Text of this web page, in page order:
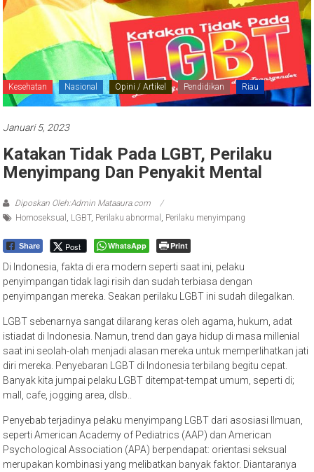
Kesehatan Nasional Opini / Artikel Pendidikan Riau
Januari 5, 2023
Katakan Tidak Pada LGBT, Perilaku
Menyimpang Dan Penyakit Mental
Diposkan Oleh:Admin Mataaura.com
Homoseksual
LGBT, Perilaku abnormal Perilaku menyimpang
Share Post WhatsApp Print
Di Indonesia, fakta di era modern seperti saat ini, pelaku
penyimpangan tidak lagi risih dan sudah terbiasa dengan
penyimpangan mereka. Seakan perilaku LGBT ini sudah dilegalkan.
LGBT sebenarnya sangat dilarang keras oleh agama, hukum, adat
istiadat di Indonesia. Namun, trend dan gaya hidup di masa millenial
saat ini seolah-olah menjadi alasan mereka untuk memperlihatkan jati
diri mereka. Penyebaran LGBT di Indonesia terbilang begitu cepat.
Banyak kita jumpai pelaku LGBT ditempat-tempat umum, seperti di;
mall, cafe, jogging area, dlsb..
Penyebab terjadinya pelaku menyimpang LGBT dari asosiasi Ilmuan,
seperti American Academy of Pediatrics (AAP) dan American
Psychological Association (APA) berpendapat: orientasi seksual
merupakan kombinasi yang melibatkan banyak faktor. Diantaranya